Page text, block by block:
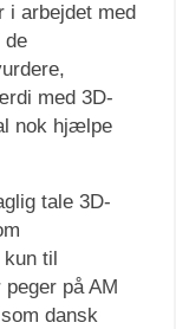
i arbejdet med
de
med 3D-
nok hjælpe
tale 3D-
kun til
på AM
dansk